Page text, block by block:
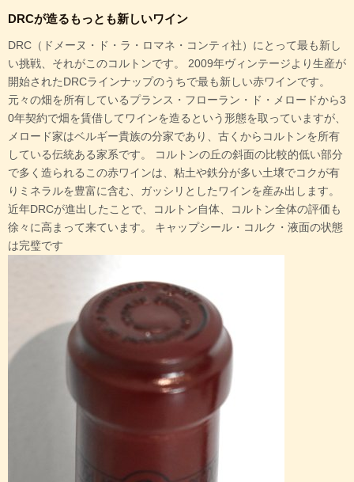
DRCが造るもっとも新しいワイン
DRC（ドメーヌ・ド・ラ・ロマネ・コンティ社）にとって最も新し
い挑戦、それがこのコルトンです。 2009年ヴィンテージより生産が
開始されたDRCラインナップのうちで最も新しい赤ワインです。
元々の畑を所有しているプランス・フローラン・ド・メロードから3
0年契約で畑を賃借してワインを造るという形態を取っていますが、
メロード家はベルギー貴族の分家であり、古くからコルトンを所有
している伝統ある家系です。 コルトンの丘の斜面の比較的低い部分
で多く造られるこの赤ワインは、粘土や鉄分が多い土壌でコクが有
りミネラルを豊富に含む、ガッシリとしたワインを産み出します。
近年DRCが進出したことで、コルトン自体、コルトン全体の評価も
徐々に高まって来ています。 キャップシール・コルク・液面の状態
は完璧です